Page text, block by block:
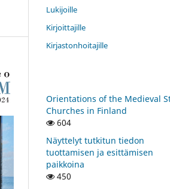
Lukijoille
Kirjoittajille
Kirjastonhoitajille
Orientations of the Medieval
Churches in Finland
604
Näyttelyt tutkitun tiedon
tuottamisen ja esittämisen
paikkoina
450